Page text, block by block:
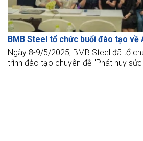
BMB Steel tổ chức buổi đào tạo về
Ngày 8-9/5/2025, BMB Steel đã tổ
trình đào tạo chuyên đề "Phát huy